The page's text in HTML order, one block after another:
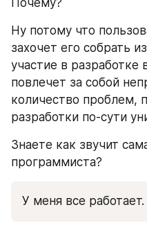
Ну потому что
захочет его собрать
участие в
повлечет за собой
количество проблем,
разработки по-сути
Знаете как звучит
программиста?
У меня все работает.